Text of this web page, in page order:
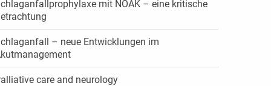
mit NOAK – eine kritische
– neue Entwicklungen im
care and neurology